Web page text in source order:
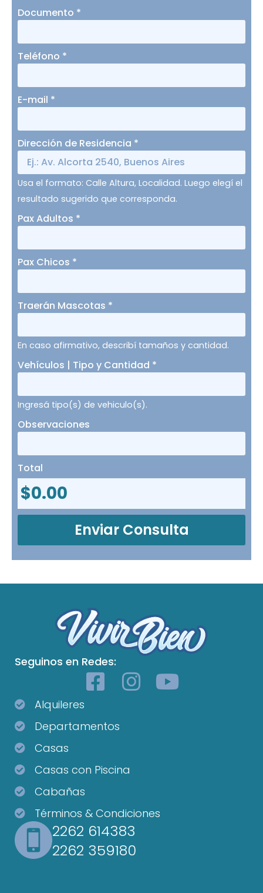
Documento *
Teléfono *
E-mail *
Dirección de Residencia *
Usa el formato: Calle Altura, Localidad. Luego elegí el
resultado sugerido que corresponda.
Pax Adultos *
Pax Chicos *
Traerán Mascotas *
En caso afirmativo, describí tamaños y cantidad.
Vehículos | Tipo y Cantidad *
Ingresá tipo(s) de vehiculo(s).
Observaciones
Total
$0.00
Enviar Consulta
Seguinos en Redes:
Alquileres
Departamentos
Casas
Casas con Piscina
Cabañas
Términos & Condiciones
2262 614383
2262 359180